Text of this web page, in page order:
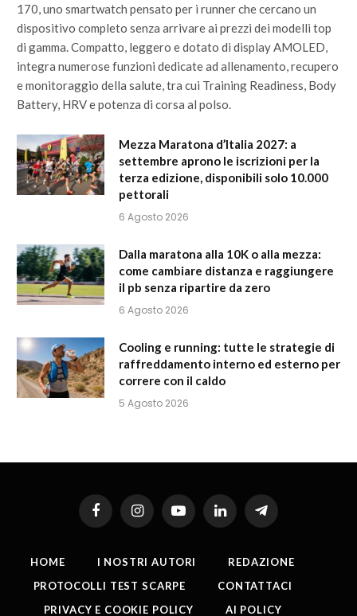
170, uno smartwatch pensato per i runner che cercano un
dispositivo completo senza arrivare ai prezzi dei modelli top
di gamma. Compatto, leggero e dotato di display AMOLED,
integra numerose funzioni dedicate ad allenamento, recupero
e monitoraggio della salute, tra cui Training Readiness, Body
Battery, HRV e potenza di corsa al polso.
Mezza Maratona d’Italia 2027: a
settembre aprono le iscrizioni per la
terza edizione, disponibili solo 10.000
pettorali
6 Agosto 2026
Dalla maratona alla 10K o alla mezza:
come cambiare distanza e raggiungere
il pb senza ripartire da zero
6 Agosto 2026
Cooling e running: tutte le strategie di
raffreddamento interno ed esterno per
correre con il caldo
5 Agosto 2026
FacebookInstagramYouTubeLinkedIn Telegram
HOME I NOSTRI AUTORI
REDAZIONE
PROTOCOLLI TEST SCARPE
CONTATTACI
PRIVACY E COOKIE POLICY
AI POLICY